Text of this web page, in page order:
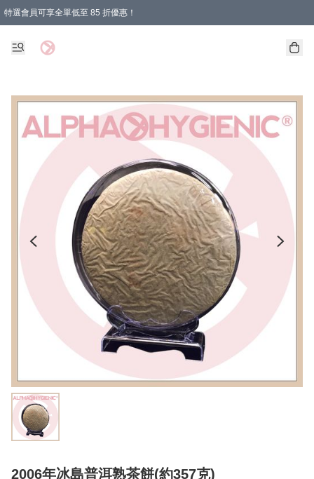
特選會員可享全單低至 85 折優惠！
購物滿 HKD 1000.00即享免運費優惠！（適用於 特定的送貨方式 )
2006年冰島普洱熟茶餅(約357克)